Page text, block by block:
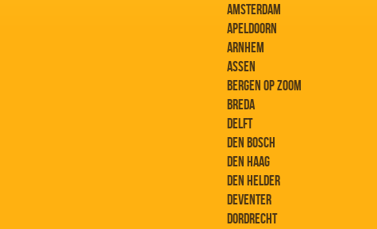
AMSTERDAM
APELDOORN
ARNHEM
ASSEN
BERGEN OP ZOOM
BREDA
DELFT
DEN BOSCH
DEN HAAG
DEN HELDER
DEVENTER
DORDRECHT